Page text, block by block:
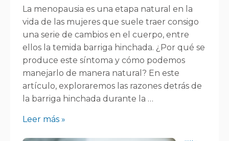
La menopausia es una etapa natural en la
vida de las mujeres que suele traer consigo
una serie de cambios en el cuerpo, entre
ellos la temida barriga hinchada. ¿Por qué se
produce este síntoma y cómo podemos
manejarlo de manera natural? En este
artículo, exploraremos las razones detrás de
la barriga hinchada durante la …
Leer más »